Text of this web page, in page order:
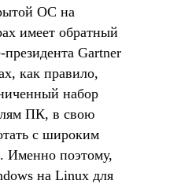
ОС на
имеет обратный
Gartner
как правило,
набор
ПК, в свою
с широким
Именно поэтому,
на Linux для